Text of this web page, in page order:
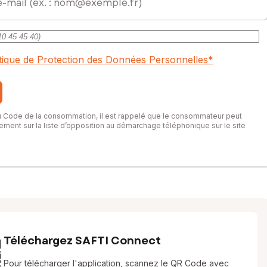
de Protection des Données Personnelles*
Code de la consommation, il est rappelé que le consommateur peut
sur la liste d’opposition au démarchage téléphonique sur le site
Téléchargez SAFTI Connect
Pour télécharger l'application, scannez le QR Code avec